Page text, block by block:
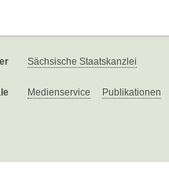
Sächsische Staatskanzlei
Medienservice Publikationen